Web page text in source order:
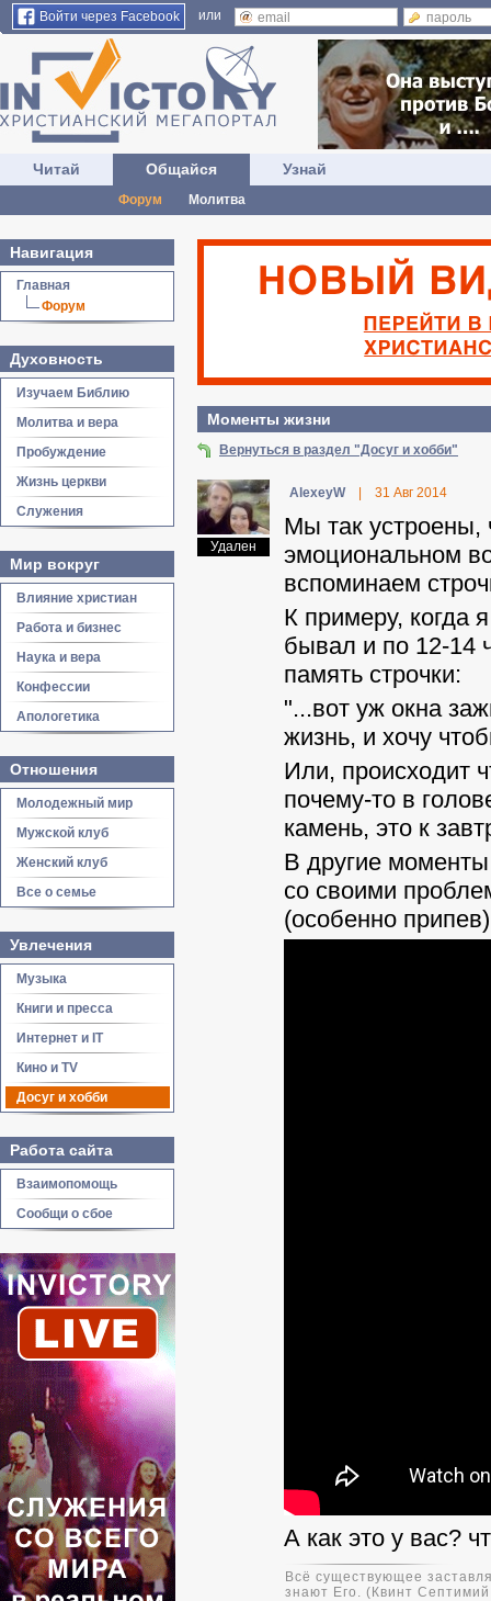
Войти через Facebook или
Читай Общайся
Форум Молитва
Узнай
Навигация
Главная
Форум
Духовность
Изучаем Библию
Молитва и вера
Пробуждение
Жизнь церкви
Служения
Мир вокруг
Влияние христиан
Работа и бизнес
Наука и вера
Конфессии
Апологетика
Отношения
Молодежный мир
Мужской клуб
Женский клуб
Все о семье
Увлечения
Музыка
Книги и пресса
Интернет и IT
Кино и TV
Досуг и хобби
Работа сайта
Взаимопомощь
Сообщи о сбое
Моменты жизни
Вернуться в раздел "Досуг и хобби"
Удален
AlexeyW 31 Авг 2014
Мы так
эмоциональном
вспоминаем
К примеру, когда
бывал и по 12-14
память строчки:
"...вот уж окна
жизнь, и хочу
Или, происходит
почему-то в
камень, это к
В другие
со своими
(особенно
А как это у вас?
Всё существующее
знают Его. (Квинт